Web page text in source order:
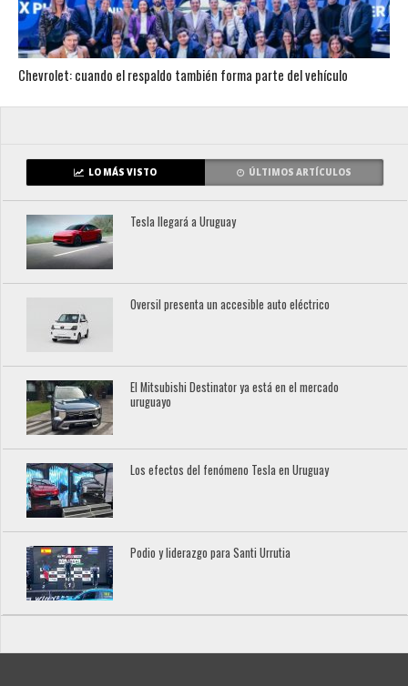
Chevrolet: cuando el respaldo también forma parte del vehículo
LO MÁS VISTO ÚLTIMOS ARTÍCULOS
Tesla llegará a Uruguay
Oversil presenta un accesible auto eléctrico
El Mitsubishi Destinator ya está en el mercado
uruguayo
Los efectos del fenómeno Tesla en Uruguay
Podio y liderazgo para Santi Urrutia